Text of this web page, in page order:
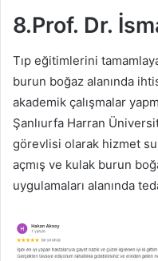
8.Prof. Dr.
Tıp eğitimlerini
burun boğaz alanında
akademik çalışmalar
Şanlıurfa Harran
görevlisi olarak hizmet
açmış ve kulak burun
uygulamaları alanında